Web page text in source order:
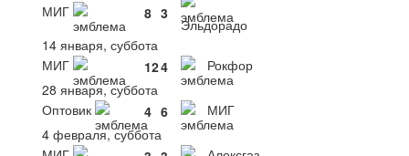
МИГ
8 3
Эльдорадо
14 января, суббота
МИГ
124
Рокфор
28 января, суббота
Оптовик
4 6
МИГ
4 февраля, суббота